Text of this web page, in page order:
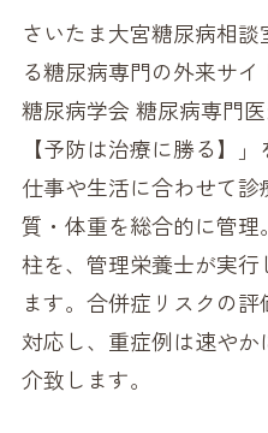
さいたま大宮糖尿病相
る糖尿病専門の外来サ
糖尿病学会 糖尿病専門
【予防は治療に勝る】
仕事や生活に合わせて
質・体重を総合的に管
柱を、管理栄養士が実
ます。合併症リスクの
対応し、重症例は速や
介致します。